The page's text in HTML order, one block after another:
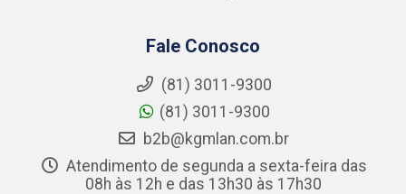
Fale Conosco
(81) 3011-9300
(81) 3011-9300
b2b@kgmlan.com.br
Atendimento de segunda a sexta-feira das
08h às 12h e das 13h30 às 17h30